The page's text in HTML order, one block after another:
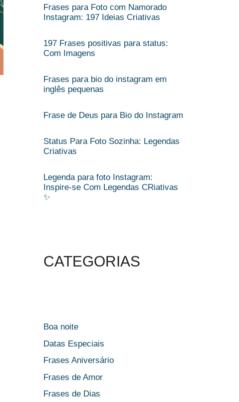
Frases para Foto com Namorado
Instagram: 197 Ideias Criativas
197 Frases positivas para status:
Com Imagens
Frases para bio do instagram em
inglês pequenas
Frase de Deus para Bio do Instagram
Status Para Foto Sozinha: Legendas
Criativas
Legenda para foto Instagram:
Inspire-se Com Legendas CRiativas
✨
CATEGORIAS
Boa noite
Datas Especiais
Frases Aniversário
Frases de Amor
Frases de Dias